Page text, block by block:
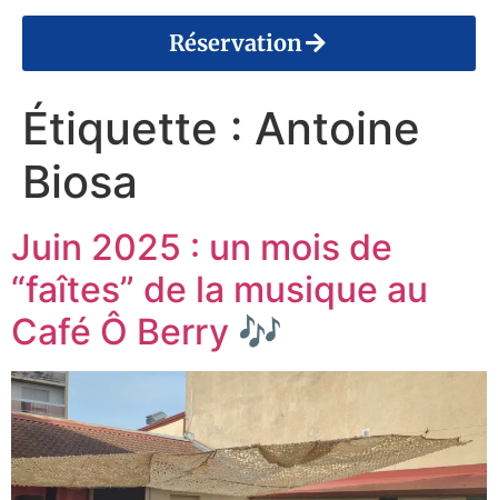
Réservation
Étiquette : Antoine
Biosa
Juin 2025 : un mois de
“faîtes” de la musique au
Café Ô Berry 🎶